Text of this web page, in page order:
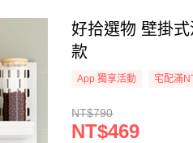
好拾選物 壁掛
款
App 獨享活動 宅配滿
NT$790
NT$469